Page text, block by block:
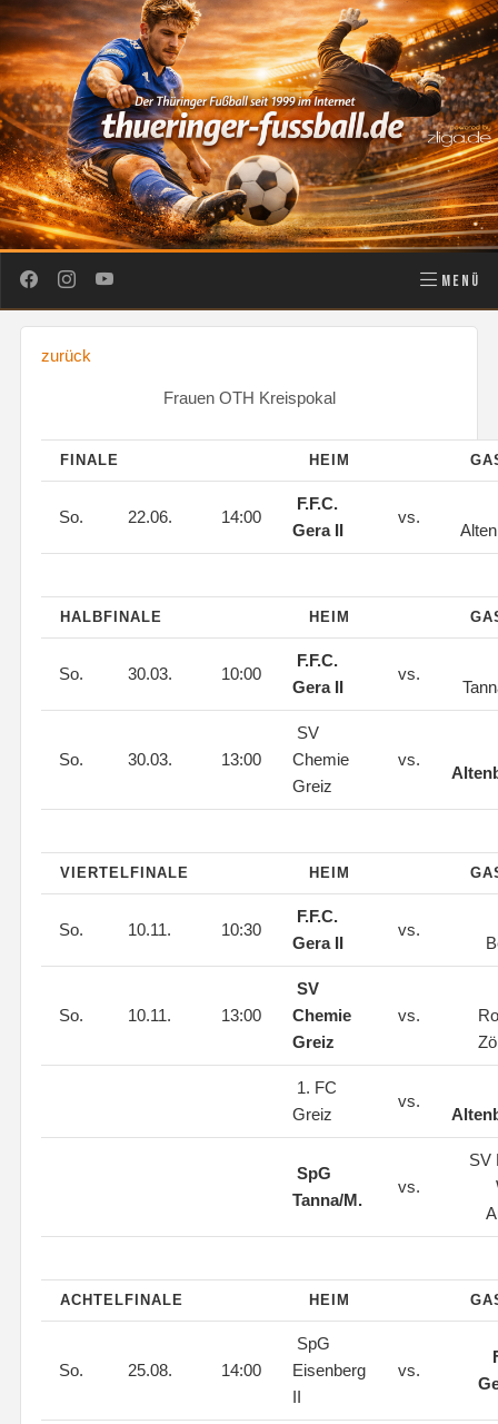
MENÜ
zurück
Frauen OTH Kreispokal
FINALE HEIM
So. 22.06. 14:00
F.F.C.
Gera II
vs.
HALBFINALE HEIM
So. 30.03. 10:00
F.F.C.
Gera II
vs.
So. 30.03. 13:00
SV
Chemie
Greiz
vs.
VIERTELFINALE HEIM
So. 10.11. 10:30
F.F.C.
Gera II
vs.
So. 10.11. 13:00
SV
Chemie
Greiz
vs.
1. FC
Greiz
vs.
SpG
Tanna/M.
vs.
SV
ACHTELFINALE HEIM
So. 25.08. 14:00
SpG
Eisenberg
II
vs.